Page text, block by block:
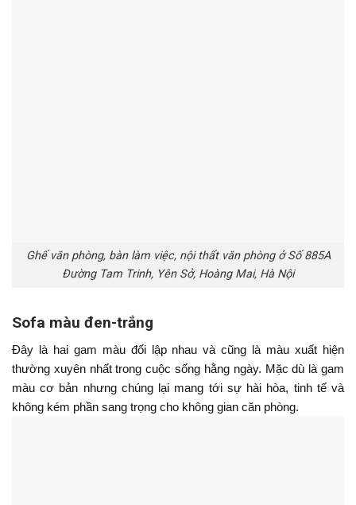
Ghế văn phòng, bàn làm việc, nội thất văn phòng ở Số 885A
Đường Tam Trinh, Yên Sở, Hoàng Mai, Hà Nội
Sofa màu đen-trắng
Đây là hai gam màu đối lập nhau và cũng là màu xuất hiện
thường xuyên nhất trong cuộc sống hằng ngày. Mặc dù là gam
màu cơ bản nhưng chúng lại mang tới sự hài hòa, tinh tế và
không kém phần sang trọng cho không gian căn phòng.